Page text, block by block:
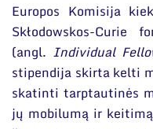
Europos Komisija
Skłodowskos-Curie
(angl. Individual
stipendija skirta kelti
skatinti tarptautinės
jų mobilumą ir